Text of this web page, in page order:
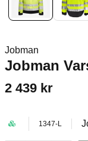
Jobman
Jobman
2 439 kr
1347-L